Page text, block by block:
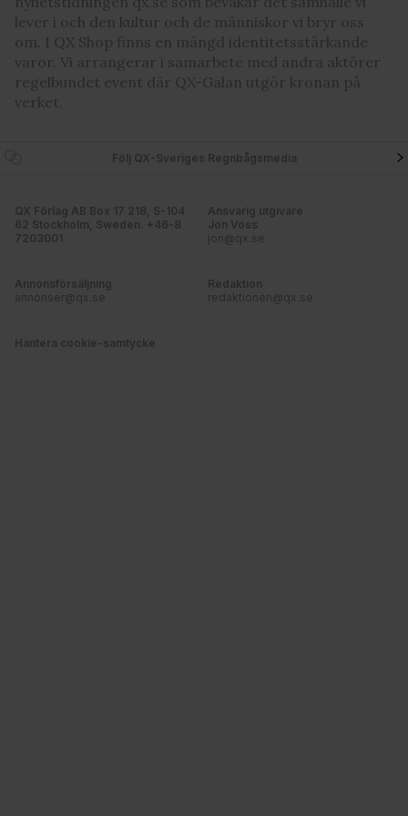
lever i och den kultur och de människor vi bryr oss
om. I QX Shop finns en mängd identitetsstärkande
varor. Vi arrangerar i samarbete med andra aktörer
regelbundet event där QX-Galan utgör kronan på
verket.
Följ QX-Sveriges Regnbågsmedia
QX Förlag AB Box 17 218, S-104
62 Stockholm, Sweden. +46-8
7203001
Ansvarig utgivare
Jon Voss
jon@qx.se
Annonsförsäljning
annonser@qx.se
Redaktion
redaktionen@qx.se
Hantera cookie-samtycke